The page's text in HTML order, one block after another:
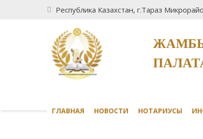
Республика Казахстан, г.Тараз
ГЛАВНАЯ НОВОСТИ НОТАРИУСЫ